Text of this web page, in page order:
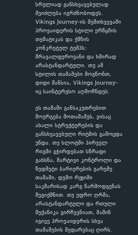
სრულიად განსხვავებულად
შეიძლება იგრძნობოდეს.
Vikings Journey-ის შემთხვევაში
პროვაიდერის სტილი ერწყმის
თემატიკას და ქმნის
კონკრეტულ ტემპს:
მრავალფეროვანი და ხშირად
არასტანდარტული. თუ ამ
სტილის თამაშები მოგწონთ,
დიდი შანსია, Vikings Journey-
იც საინტერესო აღმოჩნდეს.
ეს თამაში განსაკუთრებით
მოერგება მოთამაშეს, ვისაც
ახალი სტრუქტურების და
განსხვავებული რიტმის გამოცდა
უნდა. თუ სლოტში პირველ
რიგში გჭირდებათ სწრაფი
გახსნა, მარტივი კონტროლი და
ზედმეტი ბარიერების გარეშე
თამაში, დემო რეჟიმი
საკმარისად კარგ წარმოდგენას
შეგიქმნით. თუ უფრო ღრმა,
არასტანდარტული და რთული
მექანიკა გირჩევნიათ, მაშინ
იგივე პროვაიდერის სხვა
თამაშების შედარებაც ღირს.